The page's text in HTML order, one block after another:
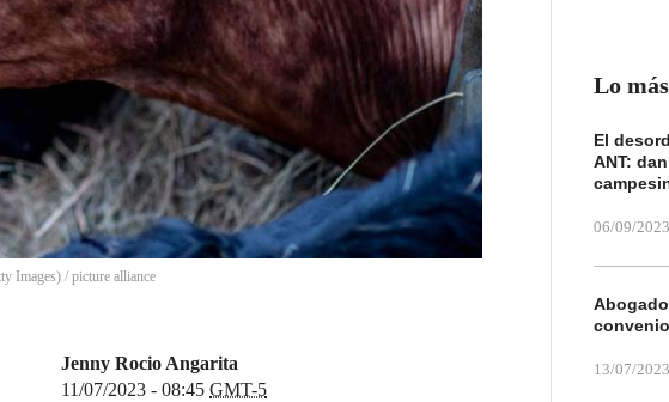
Images) / picture alliance
Jenny Rocio Angarita
11/07/2023 - 08:45 GMT-5
Lo
El
ANT:
06/09/2023
13/07/2023